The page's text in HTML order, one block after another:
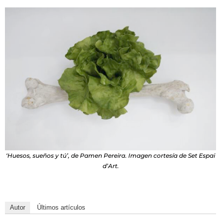
‘Huesos, sueños y tú’, de Pamen Pereira. Imagen cortesía de Set Espai
d’Art.
Autor Últimos artículos